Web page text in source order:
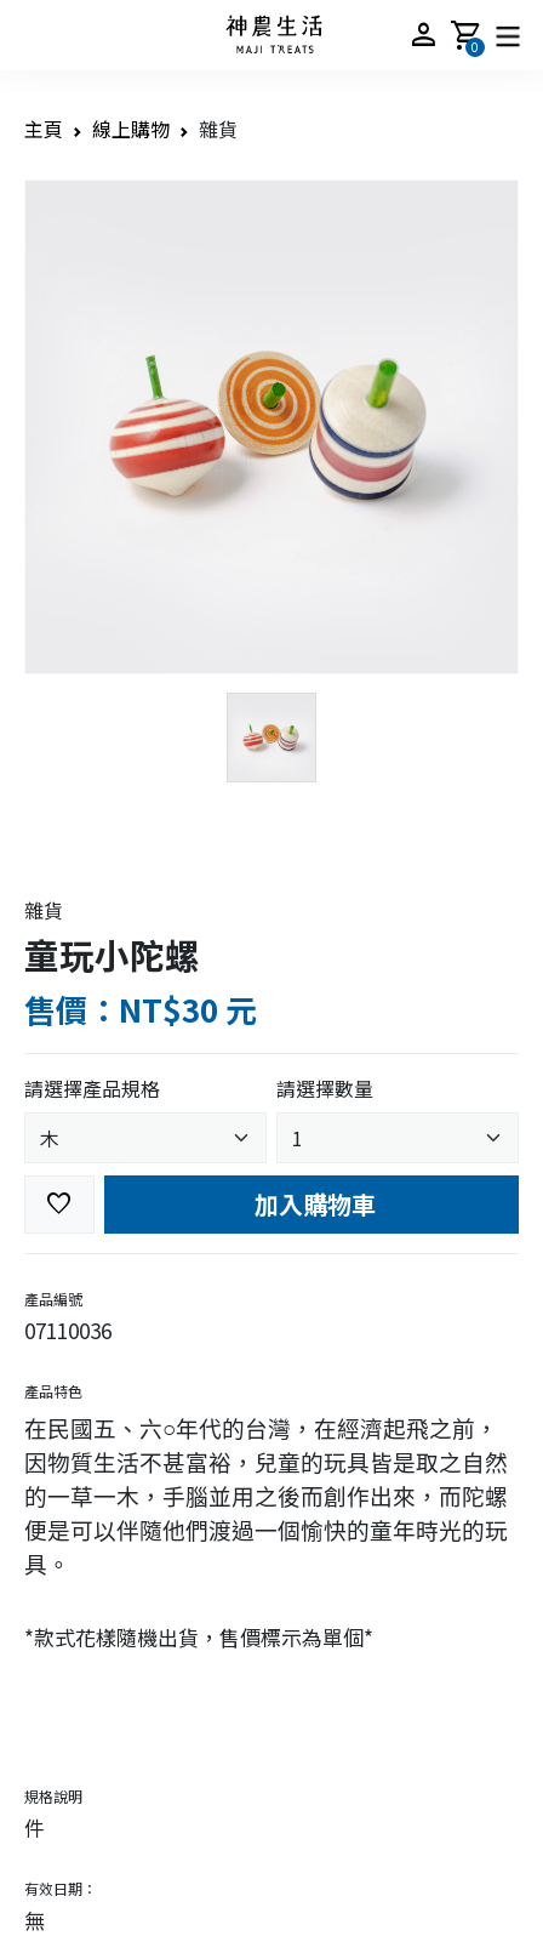
person shopping_cart
0
主頁 線上購物 雜貨
雜貨
童玩小陀螺
售價：NT$30 元
請選擇產品規格 請選擇數量
favorite 加入購物車
產品編號
07110036
產品特色
在民國五、六○年代的台灣，在經濟起飛之前，
因物質生活不甚富裕，兒童的玩具皆是取之自然
的一草一木，手腦並用之後而創作出來，而陀螺
便是可以伴隨他們渡過一個愉快的童年時光的玩
具。
*款式花樣隨機出貨，售價標示為單個*
規格說明
件
有效日期：
無